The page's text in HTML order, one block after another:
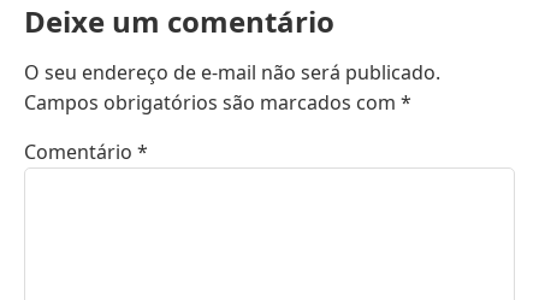
Deixe um comentário
O seu endereço de e-mail não será publicado.
Campos obrigatórios são marcados com *
Comentário *